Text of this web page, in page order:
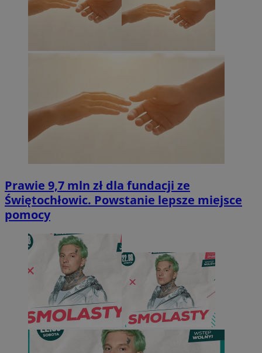
Prawie 9,7 mln zł dla fundacji ze
Świętochłowic. Powstanie lepsze miejsce
pomocy